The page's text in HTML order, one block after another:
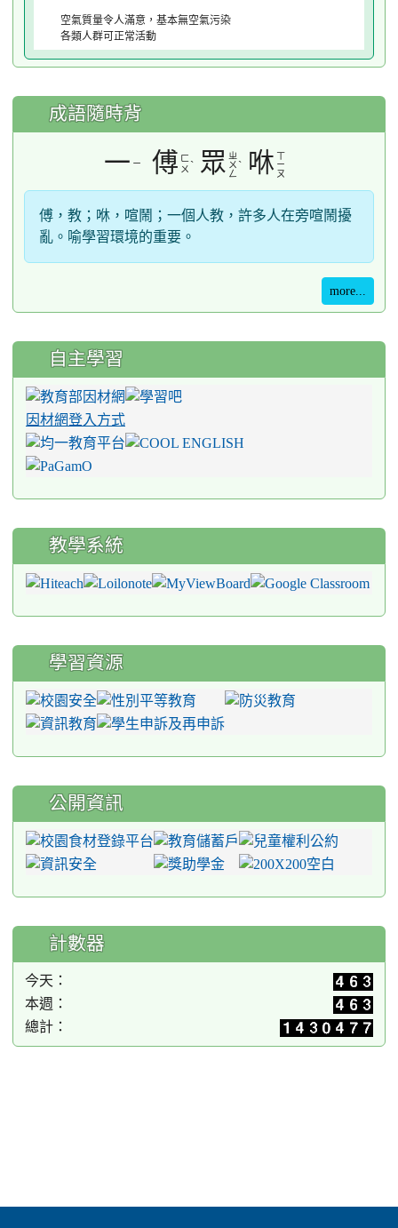
空氣質量令人滿意，基本無空氣污染
各類人群可正常活動
成語隨時背
一 ㄧ 傅 ㄈ
ㄨ ˋ 眾 ㄓ
ㄨ
ㄥ
ˋ 咻 ㄒ
ㄧ
ㄡ
傅，教；咻，喧鬧；一個人教，許多人在旁喧鬧擾
亂。喻學習環境的重要。
more...
自主學習
因材網登入方式
教學系統
學習資源
公開資訊
計數器
今天：
本週：
總計：